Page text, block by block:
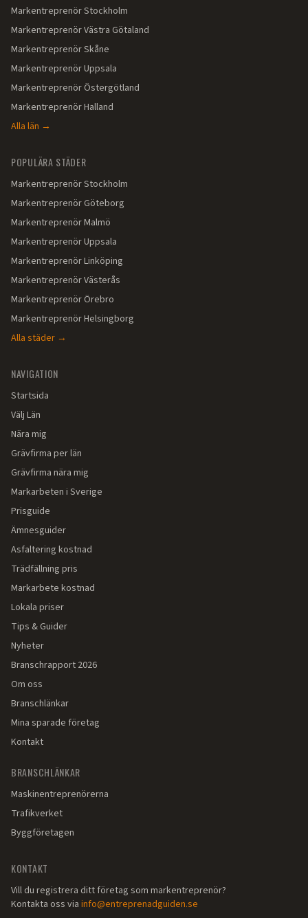
MarkentreprenörStockholm
MarkentreprenörVästra Götaland
MarkentreprenörSkåne
MarkentreprenörUppsala
MarkentreprenörÖstergötland
MarkentreprenörHalland
Alla län →
POPULÄRA STÄDER
MarkentreprenörStockholm
MarkentreprenörGöteborg
MarkentreprenörMalmö
MarkentreprenörUppsala
MarkentreprenörLinköping
MarkentreprenörVästerås
MarkentreprenörÖrebro
MarkentreprenörHelsingborg
Alla städer →
NAVIGATION
Startsida
Välj Län
Nära mig
Grävfirma per län
Grävfirma nära mig
Markarbeten i Sverige
Prisguide
Ämnesguider
Asfaltering kostnad
Trädfällning pris
Markarbete kostnad
Lokala priser
Tips & Guider
Nyheter
Branschrapport 2026
Om oss
Branschlänkar
Mina sparade företag
Kontakt
BRANSCHLÄNKAR
Maskinentreprenörerna
Trafikverket
Byggföretagen
KONTAKT
Vill du registrera ditt företag som markentreprenör?
Kontakta oss via info@entreprenadguiden.se